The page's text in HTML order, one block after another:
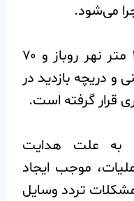
می‌شود.
️در مرحله اجرایی، ساخت ۳۰ متر نهر روباز و ۷۰
و دریچه بازدید در
قرار گرفته است.
به علت هدایت
موجب ایجاد
تردد وسایل